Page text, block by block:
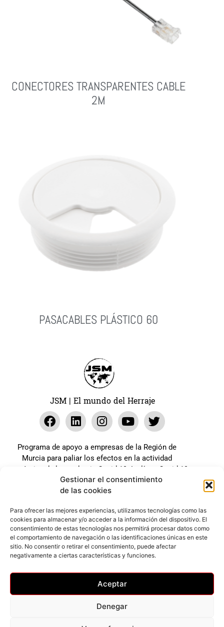
Gestionar el consentimiento
de las cookies
Para ofrecer las mejores experiencias, utilizamos tecnologías como las
cookies para almacenar y/o acceder a la información del dispositivo. El
consentimiento de estas tecnologías nos permitirá procesar datos como
el comportamiento de navegación o las identificaciones únicas en este
sitio. No consentir o retirar el consentimiento, puede afectar
negativamente a ciertas características y funciones.
Aceptar
Denegar
CONECTORES TRANSPARENTES CABLE
2M
PASACABLES PLÁSTICO 60
JSM | El mundo del Herraje
Programa de apoyo a empresas de la Región de
Murcia para paliar los efectos en la actividad
económica de la pandemia Covid-19. La línea Covid-19
coste cero cofinanciada por la unión europea.
Expediente: 2020.07.COSI.0483
Web desarrollada gracias al Programa Kit Digital
Cofinanciado por los Fondos Next Generation (EU) del